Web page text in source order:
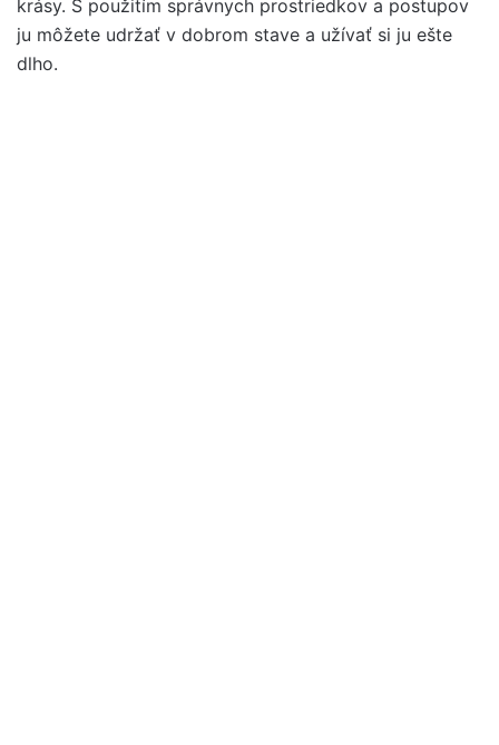
krásy. S použitím správnych prostriedkov a postupov
ju môžete udržať v dobrom stave a užívať si ju ešte
dlho.